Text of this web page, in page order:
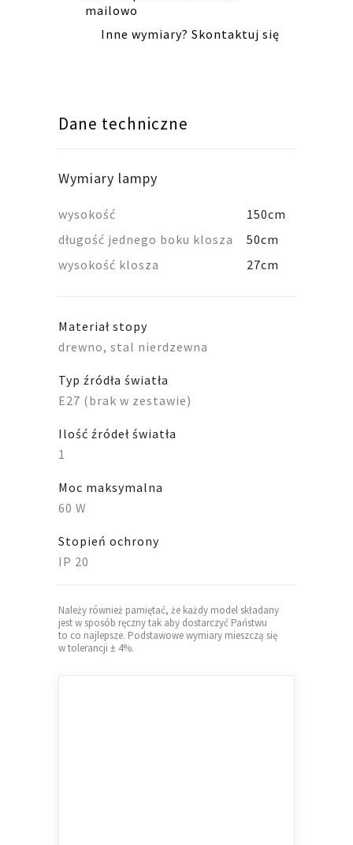
mailowo
Inne wymiary? Skontaktuj się
Dane techniczne
Wymiary lampy
wysokość
150cm
długość jednego boku klosza
50cm
wysokość klosza
27cm
Materiał stopy
drewno, stal nierdzewna
Typ źródła światła
E27 (brak w zestawie)
Ilość źródeł światła
1
Moc maksymalna
60 W
Stopień ochrony
IP 20
Należy również pamiętać, że każdy model składany
jest w sposób ręczny tak aby dostarczyć Państwu
to co najlepsze. Podstawowe wymiary mieszczą się
w tolerancji ± 4%.